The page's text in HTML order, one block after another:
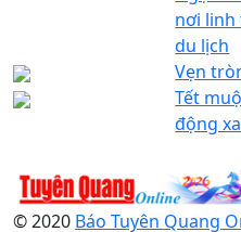
nơi linh
du lịch
Vẹn
Tết
động
© 2020 Báo Tuyên Quang